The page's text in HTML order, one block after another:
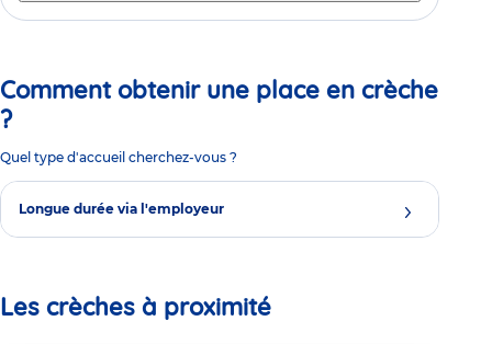
Comment obtenir une place en crèche
?
Quel type d'accueil cherchez-vous ?
Longue durée via l'employeur
Les crèches à proximité